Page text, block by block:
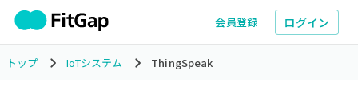
会員登録 ログイン
トップ IoTシステム ThingSpeak